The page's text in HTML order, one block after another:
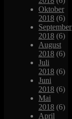
Oktober
2018 (6)
September
2018 (6)
August
2018 (6)
Juli
2018 (6)
Juni
2018 (6)
Mai
2018 (6)
April